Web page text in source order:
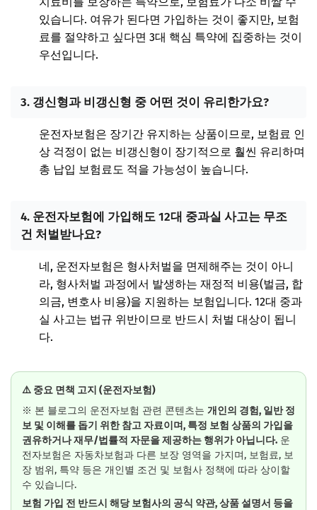
있습니다. 여유가 된다면 가입하는 것이 좋지만, 보험
료를 절약하고 싶다면 3대 핵심 특약에 집중하는 것이
우선입니다.
3. 갱신형과 비갱신형 중 어떤 것이 유리한가요?
운전자보험은 장기간 유지하는 상품이므로, 보험료 인
상 걱정이 없는 비갱신형이 장기적으로 훨씬 유리하며
총 납입 보험료도 적을 가능성이 높습니다.
4. 운전자보험에 가입해도 12대 중과실 사고는 무조
건 처벌받나요?
네, 운전자보험은 형사처벌을 면제해주는 것이 아니
라, 형사처벌 과정에서 발생하는 재정적 비용(벌금, 합
의금, 변호사 비용)을 지원하는 보험입니다. 12대 중과
실 사고는 법규 위반이므로 반드시 처벌 대상이 됩니
다.
⚠️ 중요 면책 고지 (운전자보험)
※ 본 블로그의 운전자보험 관련 콘텐츠는 개인의 경험, 일반 정
보 및 이해를 돕기 위한 참고 자료이며, 특정 보험 상품의 가입을
권유하거나 재무/법률적 자문을 제공하는 행위가 아닙니다. 운
전자보험은 자동차보험과 다른 보장 영역을 가지며, 보험료, 보
장 범위, 특약 등은 개인별 조건 및 보험사 정책에 따라 상이할
수 있습니다.
보험 가입 전 반드시 해당 보험사의 공식 약관, 상품 설명서 등을